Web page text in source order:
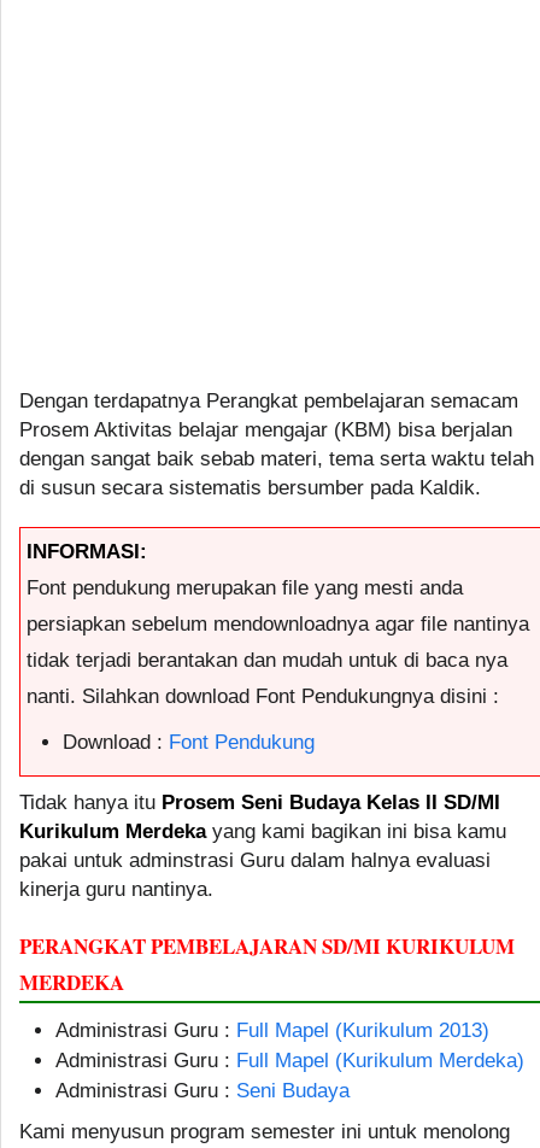
Dengan terdapatnya Perangkat pembelajaran semacam
Prosem Aktivitas belajar mengajar (KBM) bisa berjalan
dengan sangat baik sebab materi, tema serta waktu telah
di susun secara sistematis bersumber pada Kaldik.
INFORMASI:
Font pendukung merupakan file yang mesti anda
persiapkan sebelum mendownloadnya agar file nantinya
tidak terjadi berantakan dan mudah untuk di baca nya
nanti. Silahkan download Font Pendukungnya disini :
Download : Font Pendukung
Tidak hanya itu Prosem Seni Budaya Kelas II SD/MI
Kurikulum Merdekayang kami bagikan ini bisa kamu
pakai untuk adminstrasi Guru dalam halnya evaluasi
kinerja guru nantinya.
PERANGKAT PEMBELAJARAN SD/MI KURIKULUM
MERDEKA
Administrasi Guru : Full Mapel (Kurikulum 2013)
Administrasi Guru : Full Mapel (Kurikulum Merdeka)
Administrasi Guru : Seni Budaya
Kami menyusun program semester ini untuk menolong